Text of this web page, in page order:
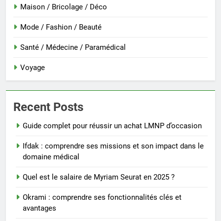
Maison / Bricolage / Déco
Mode / Fashion / Beauté
Santé / Médecine / Paramédical
Voyage
Recent Posts
Guide complet pour réussir un achat LMNP d’occasion
Ifdak : comprendre ses missions et son impact dans le
domaine médical
Quel est le salaire de Myriam Seurat en 2025 ?
Okrami : comprendre ses fonctionnalités clés et
avantages